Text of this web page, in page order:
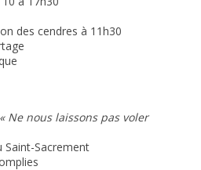
des cendres à 11h30
« Ne nous laissons pas voler
Saint-Sacrement